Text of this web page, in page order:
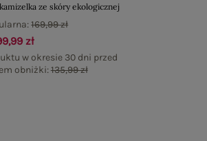
ze skóry ekologicznej
zł
w okresie 30 dni przed
obniżki:135,99 zł
169,99 zł